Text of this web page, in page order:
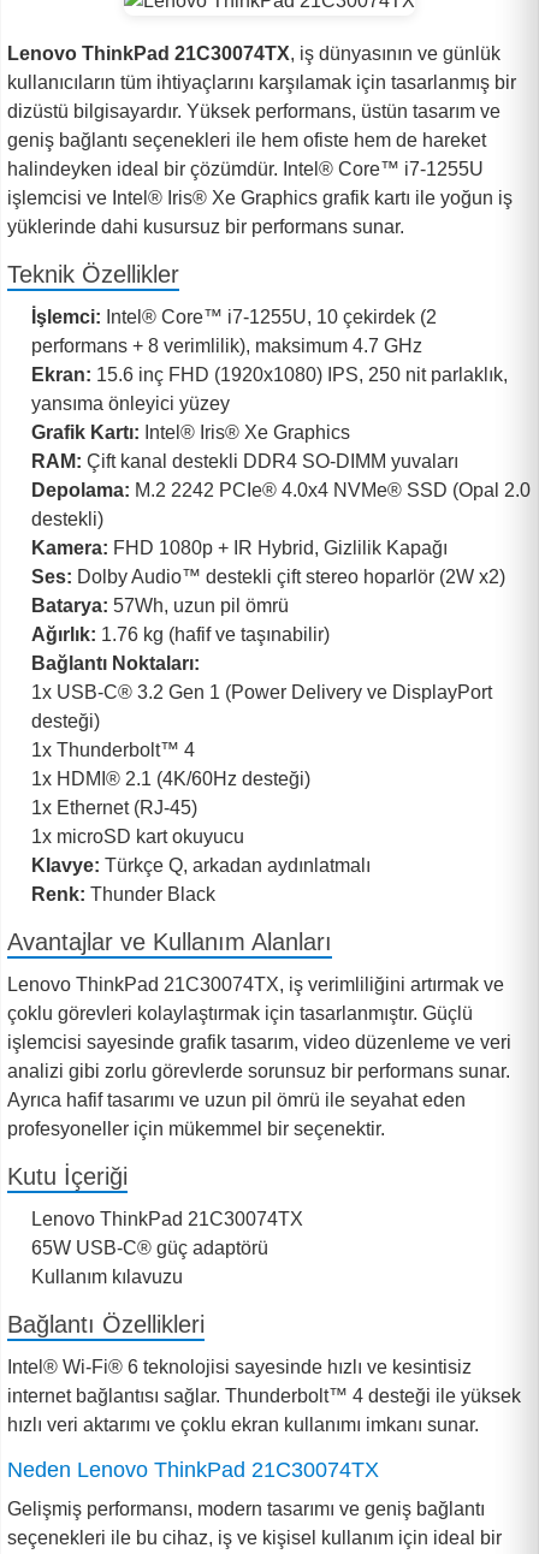
Lenovo ThinkPad 21C30074TX, iş dünyasının ve günlük
kullanıcıların tüm ihtiyaçlarını karşılamak için tasarlanmış bir
dizüstü bilgisayardır. Yüksek performans, üstün tasarım ve
geniş bağlantı seçenekleri ile hem ofiste hem de hareket
halindeyken ideal bir çözümdür. Intel® Core™ i7-1255U
işlemcisi ve Intel® Iris® Xe Graphics grafik kartı ile yoğun iş
yüklerinde dahi kusursuz bir performans sunar.
Teknik Özellikler
İşlemci: Intel® Core™ i7-1255U, 10 çekirdek (2
performans + 8 verimlilik), maksimum 4.7 GHz
Ekran: 15.6 inç FHD (1920x1080) IPS, 250 nit parlaklık,
yansıma önleyici yüzey
Grafik Kartı: Intel® Iris® Xe Graphics
RAM: Çift kanal destekli DDR4 SO-DIMM yuvaları
Depolama: M.2 2242 PCIe® 4.0x4 NVMe® SSD (Opal 2.0
destekli)
Kamera: FHD 1080p + IR Hybrid, Gizlilik Kapağı
Ses: Dolby Audio™ destekli çift stereo hoparlör (2W x2)
Batarya: 57Wh, uzun pil ömrü
Ağırlık: 1.76 kg (hafif ve taşınabilir)
Bağlantı Noktaları:
1x USB-C® 3.2 Gen 1 (Power Delivery ve DisplayPort
desteği)
1x Thunderbolt™ 4
1x HDMI® 2.1 (4K/60Hz desteği)
1x Ethernet (RJ-45)
1x microSD kart okuyucu
Klavye: Türkçe Q, arkadan aydınlatmalı
Renk: Thunder Black
Avantajlar ve Kullanım Alanları
Lenovo ThinkPad 21C30074TX, iş verimliliğini artırmak ve
çoklu görevleri kolaylaştırmak için tasarlanmıştır. Güçlü
işlemcisi sayesinde grafik tasarım, video düzenleme ve veri
analizi gibi zorlu görevlerde sorunsuz bir performans sunar.
Ayrıca hafif tasarımı ve uzun pil ömrü ile seyahat eden
profesyoneller için mükemmel bir seçenektir.
Kutu İçeriği
Lenovo ThinkPad 21C30074TX
65W USB-C® güç adaptörü
Kullanım kılavuzu
Bağlantı Özellikleri
Intel® Wi-Fi® 6 teknolojisi sayesinde hızlı ve kesintisiz
internet bağlantısı sağlar. Thunderbolt™ 4 desteği ile yüksek
hızlı veri aktarımı ve çoklu ekran kullanımı imkanı sunar.
Neden Lenovo ThinkPad 21C30074TX
Gelişmiş performansı, modern tasarımı ve geniş bağlantı
seçenekleri ile bu cihaz, iş ve kişisel kullanım için ideal bir